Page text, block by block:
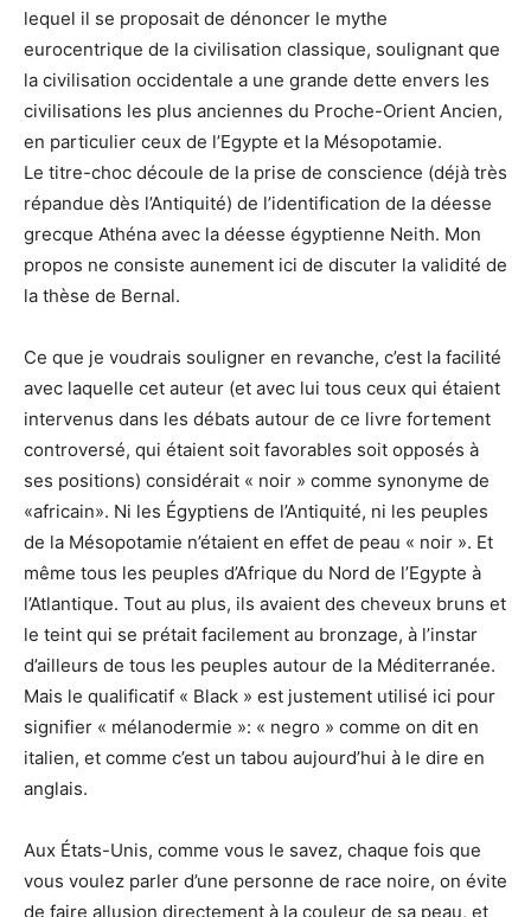
lequel il se proposait de dénoncer le mythe
eurocentrique de la civilisation classique, soulignant que
la civilisation occidentale a une grande dette envers les
civilisations les plus anciennes du Proche-Orient Ancien,
en particulier ceux de l’Egypte et la Mésopotamie.
Le titre-choc découle de la prise de conscience (déjà très
répandue dès l’Antiquité) de l’identification de la déesse
grecque Athéna avec la déesse égyptienne Neith. Mon
propos ne consiste aunement ici de discuter la validité de
la thèse de Bernal.
Ce que je voudrais souligner en revanche, c’est la facilité
avec laquelle cet auteur (et avec lui tous ceux qui étaient
intervenus dans les débats autour de ce livre fortement
controversé, qui étaient soit favorables soit opposés à
ses positions) considérait « noir » comme synonyme de
«africain». Ni les Égyptiens de l’Antiquité, ni les peuples
de la Mésopotamie n’étaient en effet de peau « noir ». Et
même tous les peuples d’Afrique du Nord de l’Egypte à
l’Atlantique. Tout au plus, ils avaient des cheveux bruns et
le teint qui se prétait facilement au bronzage, à l’instar
d’ailleurs de tous les peuples autour de la Méditerranée.
Mais le qualificatif « Black » est justement utilisé ici pour
signifier « mélanodermie »: « negro » comme on dit en
italien, et comme c’est un tabou aujourd’hui à le dire en
anglais.
Aux États-Unis, comme vous le savez, chaque fois que
vous voulez parler d’une personne de race noire, on évite
de faire allusion directement à la couleur de sa peau, et